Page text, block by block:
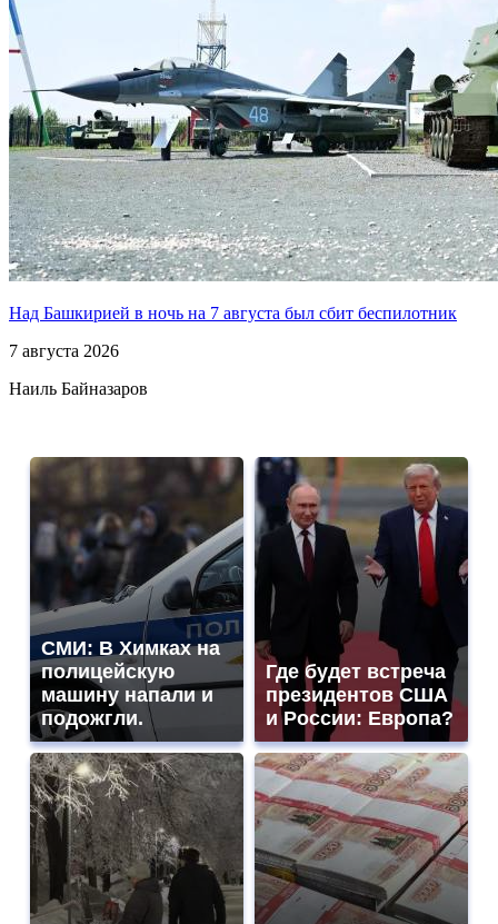
Над Башкирией в ночь на 7 августа был сбит беспилотник
7 августа 2026
Наиль Байназаров
СМИ: В Химках на
полицейскую
машину напали и
подожгли.
Где будет встреча
президентов США
и России: Европа?